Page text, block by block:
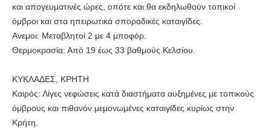
και απογευματινές ώρες, οπότε και θα εκδηλωθούν τοπικοί
όμβροι και στα ηπειρωτικά σποραδικές καταιγίδες.
Ανεμοι: Μεταβλητοί 2 με 4 μποφόρ.
Θερμοκρασία: Από 19 έως 33 βαθμούς Κελσίου.
ΚΥΚΛΑΔΕΣ, ΚΡΗΤΗ
Καιρός: Λίγες νεφώσεις κατά διαστήματα αυξημένες με τοπικούς
όμβρους και πιθανόν μεμονωμένες καταιγίδες κυρίως στην
Κρήτη.